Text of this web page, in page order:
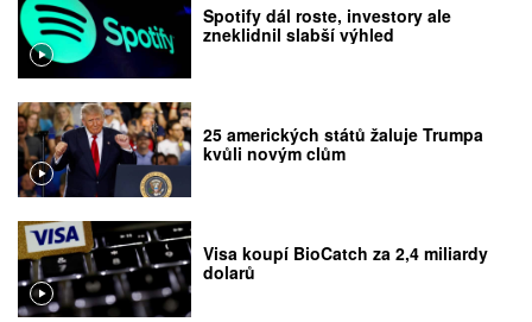
Spotify dál roste, investory ale
zneklidnil slabší výhled
25 amerických států žaluje Trumpa
kvůli novým clům
Visa koupí BioCatch za 2,4 miliardy
dolarů